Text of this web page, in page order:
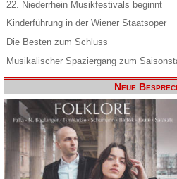
22. Niederrhein Musikfestivals beginnt
Kinderführung in der Wiener Staatsoper
Die Besten zum Schluss
Musikalischer Spaziergang zum
Neue